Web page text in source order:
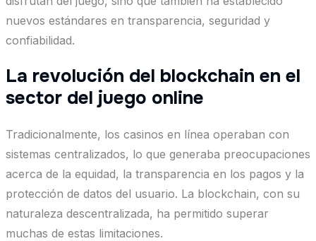
nuevos estándares en transparencia, seguridad y
confiabilidad.
La revolución del blockchain en el
sector del juego online
Tradicionalmente, los casinos en línea operaban con
sistemas centralizados, lo que generaba preocupaciones
acerca de la equidad, la transparencia en los pagos y la
protección de datos del usuario. La blockchain, con su
naturaleza descentralizada, ha permitido superar
muchas de estas limitaciones.